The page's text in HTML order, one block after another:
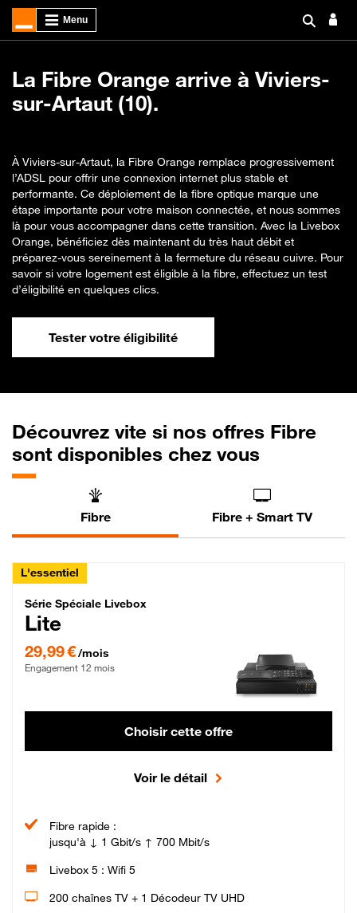
La Fibre Orange arrive à Viviers-
sur-Artaut (10).
À Viviers-sur-Artaut, la Fibre Orange remplace progressivement
l’ADSL pour offrir une connexion internet plus stable et
performante. Ce déploiement de la fibre optique marque une
étape importante pour votre maison connectée, et nous sommes
là pour vous accompagner dans cette transition. Avec la Livebox
Orange, bénéficiez dès maintenant du très haut débit et
préparez-vous sereinement à la fermeture du réseau cuivre. Pour
savoir si votre logement est éligible à la fibre, effectuez un test
d’éligibilité en quelques clics.
Tester votre éligibilité
Découvrez vite si nos offres Fibre
sont disponibles chez vous
Fibre Fibre + Smart TV
L'essentiel
Série Spéciale Livebox Lite Fibre
Série Spéciale Livebox
Lite
29,99 €/mois
Engagement 12 mois
Choisir cette offre
Voir le détail
Fibre rapide :
jusqu'à ↓ 1 Gbit/s ↑ 700 Mbit/s
Livebox 5 : Wifi 5
200 chaînes TV + 1 Décodeur TV UHD